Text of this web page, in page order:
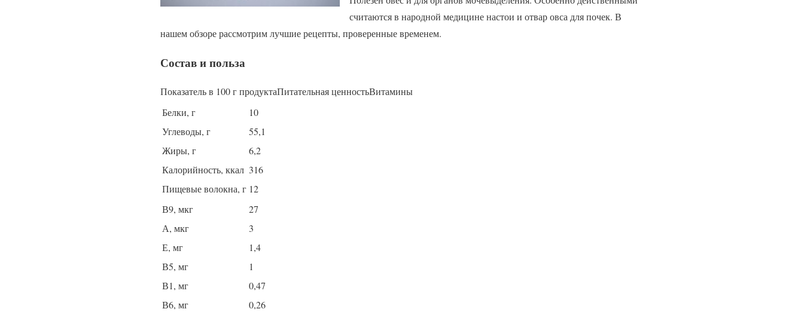
считаются в народной медицине настои и отвар овса для почек. В
нашем обзоре рассмотрим лучшие рецепты, проверенные временем.
Состав и польза
Показатель в 100 г продуктаПитательная ценностьВитамины
Белки, г
10
Углеводы, г
55,1
Жиры, г
6,2
Калорийность, ккал 316
Пищевые волокна, г 12
В9, мкг
27
А, мкг
3
Е, мг
1,4
В5, мг
1
В1, мг
0,47
В6, мг
0,26